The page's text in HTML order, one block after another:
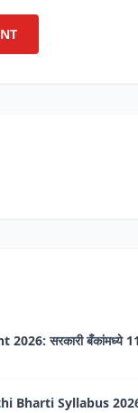
सरकारी बँकांमध्ये
Bharti Syllabus 2026